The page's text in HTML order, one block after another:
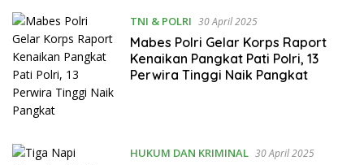
TNI & POLRI 30 April 2025
Mabes Polri Gelar Korps Raport
Kenaikan Pangkat Pati Polri, 13
Perwira Tinggi Naik Pangkat
HUKUM DAN KRIMINAL 30 April 2025